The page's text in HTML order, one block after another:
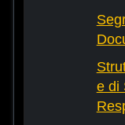
e di